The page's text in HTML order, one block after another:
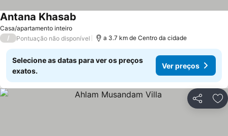
Casa/apartamento inteiro
Antana Khasab
/ Pontuação não disponível a 3.7 km de Centro da cidade
Selecione as datas para ver os preços
exatos.
Ver preços
Partilhar